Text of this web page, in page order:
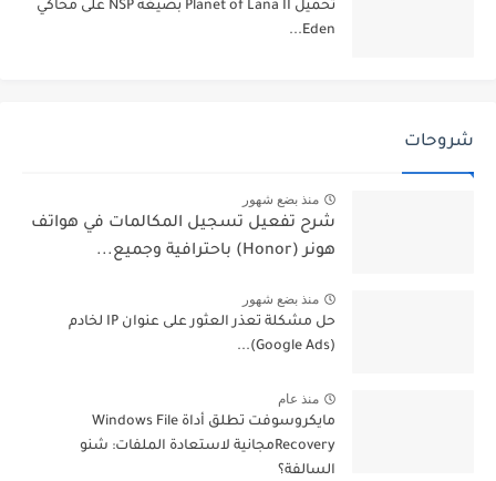
تحميل Planet of Lana II بصيغة NSP على محاكي
Eden...
شروحات
منذ بضع شهور
شرح تفعيل تسجيل المكالمات في هواتف
هونر (Honor) باحترافية وجميع...
منذ بضع شهور
حل مشكلة تعذر العثور على عنوان IP لخادم
(Google Ads)...
منذ عام
مايكروسوفت تطلق أداة Windows File
Recoveryمجانية لاستعادة الملفات: شنو
السالفة؟